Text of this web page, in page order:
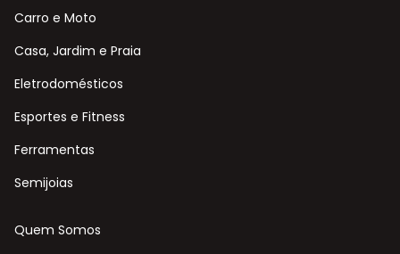
Carro e Moto
Casa, Jardim e Praia
Eletrodomésticos
Esportes e Fitness
Ferramentas
Semijoias
Quem Somos